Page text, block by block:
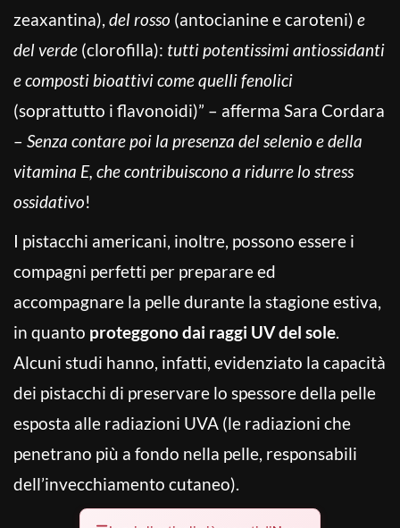
zeaxantina), del rosso (antocianine e caroteni) e
del verde (clorofilla): tutti potentissimi antiossidanti
e composti bioattivi come quelli fenolici
(soprattutto i flavonoidi)” – afferma Sara Cordara
– Senza contare poi la presenza del selenio e della
vitamina E, che contribuiscono a ridurre lo stress
ossidativo!
I pistacchi americani, inoltre, possono essere i
compagni perfetti per preparare ed
accompagnare la pelle durante la stagione estiva,
in quanto proteggono dai raggi UV del sole.
Alcuni studi hanno, infatti, evidenziato la capacità
dei pistacchi di preservare lo spessore della pelle
esposta alle radiazioni UVA (le radiazioni che
penetrano più a fondo nella pelle, responsabili
dell’invecchiamento cutaneo).